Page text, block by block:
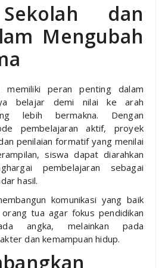
dan
Mengubah
memiliki peran penting dalam
belajar demi nilai ke arah
lebih bermakna. Dengan
pembelajaran aktif, proyek
penilaian formatif yang menilai
siswa dapat diarahkan
pembelajaran sebagai
hasil.
komunikasi yang baik
tua agar fokus pendidikan
angka, melainkan pada
dan kemampuan hidup.